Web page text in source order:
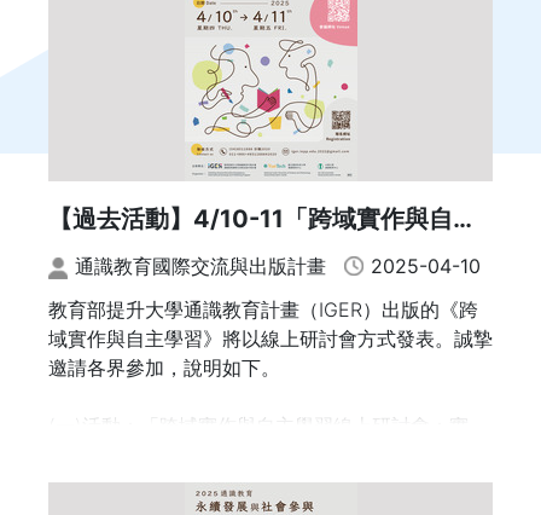
特別舉辦【iGER-Courses 數位典範課程選用說明
會】，提供第一手課程資訊與參與機會。
本次說明會將邀請 114-1 學期即將開設之課程授課教
親自介紹課程架構與模組設計，並分享課程特色、教
學經驗與實際應用方式。
現場亦將安排即時交流環節，提供與會者提問與討論
的機會。
本活動誠摯邀請全國有意參與聯盟、申請開課，或希
望進一步了解計畫內容之教師與行政同仁踴躍參加。
活動資訊
(一)日期：114年4月23日（星期三）、114年4月25
日（星期五）
(四)報名方式:採線上報名，網址：https://forms.gl
【過去活動】4/10-11「跨域實作與自主
學習線上研討會：實務、培力與專書發
通識教育國際交流與出版計畫
2025-04-10
教育部提升大學通識教育計畫（IGER）出版的《跨
域實作與自主學習》將以線上研討會方式發表。誠摯
邀請各界參加，說明如下。
(一)活動：「跨域實作與自主學習線上研討會：實
(二)議程如附件。